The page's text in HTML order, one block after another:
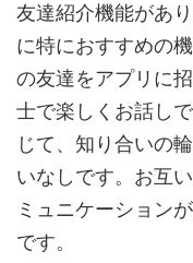
友達紹介機能があ
に特におすすめの
の友達をアプリに
士で楽しくお話し
じて、知り合いの
いなしです。お互
ミュニケーション
です。